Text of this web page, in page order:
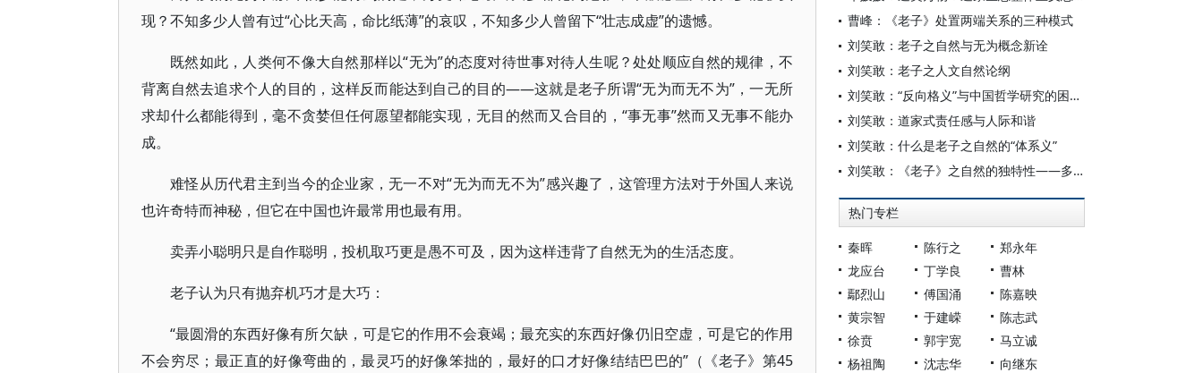
现？不知多少人曾有过“心比天高，命比纸薄”的哀叹，不知多少人曾留下“壮志成虚”的遗憾。
既然如此，人类何不像大自然那样以“无为”的态度对待世事对待人生呢？处处顺应自然的规律，不
背离自然去追求个人的目的，这样反而能达到自己的目的——这就是老子所谓“无为而无不为”，一无所
求却什么都能得到，毫不贪婪但任何愿望都能实现，无目的然而又合目的，“事无事”然而又无事不能办
成。
难怪从历代君主到当今的企业家，无一不对“无为而无不为”感兴趣了，这管理方法对于外国人来说
也许奇特而神秘，但它在中国也许最常用也最有用。
卖弄小聪明只是自作聪明，投机取巧更是愚不可及，因为这样违背了自然无为的生活态度。
老子认为只有抛弃机巧才是大巧：
“最圆滑的东西好像有所欠缺，可是它的作用不会衰竭；最充实的东西好像仍旧空虚，可是它的作用
不会穷尽；最正直的好像弯曲的，最灵巧的好像笨拙的，最好的口才好像结结巴巴的”（《老子》第45
曹峰：《老子》处置两端关系的三种模式
刘笑敢：老子之自然与无为概念新诠
刘笑敢：老子之人文自然论纲
刘笑敢：“反向格义”与中国哲学研究的困境——以老子之道的诠释为例
刘笑敢：道家式责任感与人际和谐
刘笑敢：什么是老子之自然的“体系义”
刘笑敢：《老子》之自然的独特性——多元视角的思考与发现
热门专栏
秦晖 陈行之
郑永年
龙应台
丁学良
曹林
鄢烈山
傅国涌
陈嘉映
黄宗智
于建嵘
陈志武
徐贲
郭宇宽
马立诚
杨祖陶
沈志华
向继东